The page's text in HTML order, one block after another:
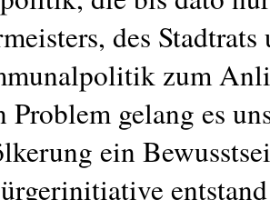
des
zum
gelang es
ein